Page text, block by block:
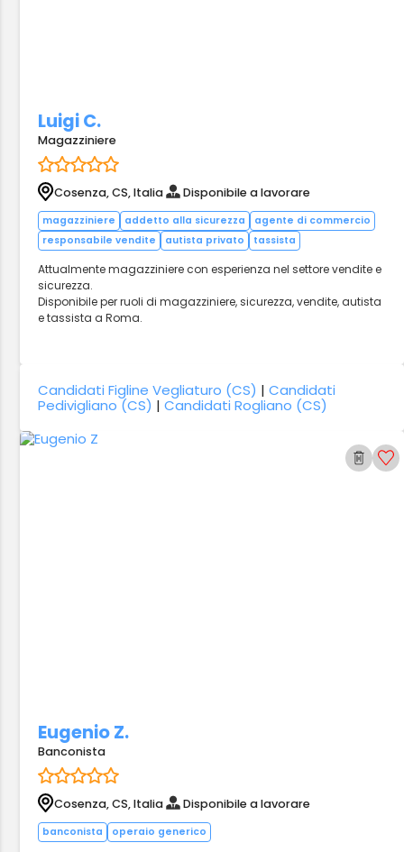
Luigi C.
Magazziniere
Cosenza, CS, Italia Disponibile a lavorare
magazziniere addetto alla sicurezza
agente di commercio
responsabile vendite
autista privato tassista
Attualmente magazziniere con esperienza nel settore vendite e
sicurezza.
Disponibile per ruoli di magazziniere, sicurezza, vendite, autista
e tassista a Roma.
Candidati Figline Vegliaturo (CS) |Candidati
Pedivigliano (CS) |Candidati Rogliano (CS)
Eugenio Z.
Banconista
Cosenza, CS, Italia Disponibile a lavorare
banconista operaio generico